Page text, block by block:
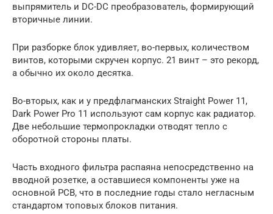
выпрямитель и DC-DC преобразователь, формирующий
вторичные линии.
При разборке блок удивляет, во-первых, количеством
винтов, которыми скручен корпус. 21 винт – это рекорд,
а обычно их около десятка.
Во-вторых, как и у предфлагманских Straight Power 11,
Dark Power Pro 11 используют сам корпус как радиатор.
Две небольшие термопрокладки отводят тепло с
оборотной стороны платы.
Часть входного фильтра распаяна непосредственно на
вводной розетке, а оставшиеся компоненты уже на
основной PCB, что в последние годы стало негласным
стандартом топовых блоков питания.